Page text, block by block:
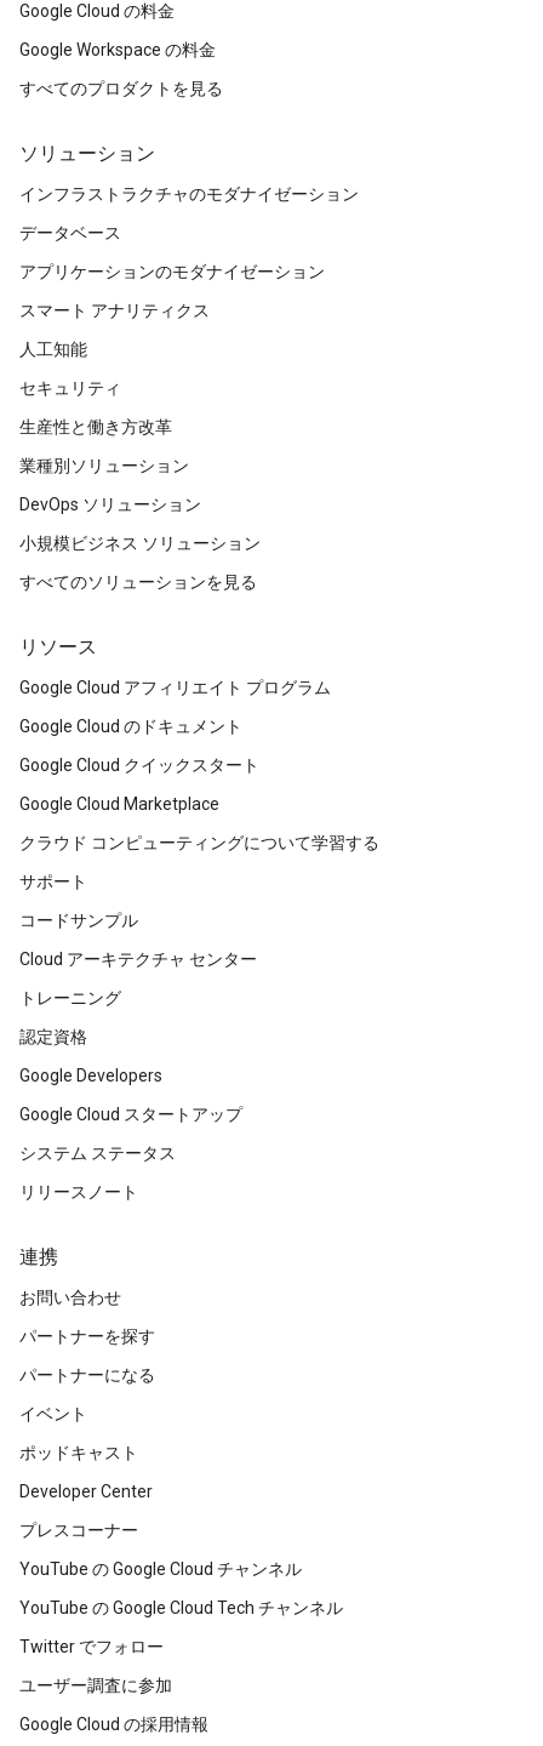
Google Cloud の料金
Google Workspace の料金
すべてのプロダクトを見る
ソリューション
インフラストラクチャのモダナイゼーション
データベース
アプリケーションのモダナイゼーション
スマート アナリティクス
人工知能
セキュリティ
生産性と働き方改革
業種別ソリューション
DevOps ソリューション
小規模ビジネス ソリューション
すべてのソリューションを見る
リソース
Google Cloud アフィリエイト プログラム
Google Cloud のドキュメント
Google Cloud クイックスタート
Google Cloud Marketplace
クラウド コンピューティングについて学習する
サポート
コードサンプル
Cloud アーキテクチャ センター
トレーニング
認定資格
Google Developers
Google Cloud スタートアップ
システム ステータス
リリースノート
連携
お問い合わせ
パートナーを探す
パートナーになる
イベント
ポッドキャスト
Developer Center
プレスコーナー
YouTube の Google Cloud チャンネル
YouTube の Google Cloud Tech チャンネル
Twitter でフォロー
ユーザー調査に参加
Google Cloud の採用情報